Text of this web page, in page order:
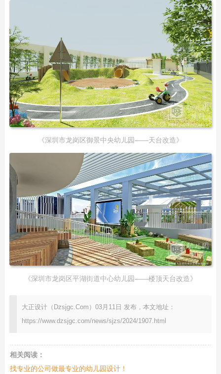
《深圳市龙岗区御景中央幼儿园——天台改造》
《深圳市龙岗区平湖街道中心幼儿园——楼顶天台改造》
大正设计（Dzsjgc.Com）03月11日 发布，本文地址：
https://www.dzsjgc.com/news/sjzs/2024/1907.html
相关阅读：
找专业的公司做最专业的幼儿园设计！